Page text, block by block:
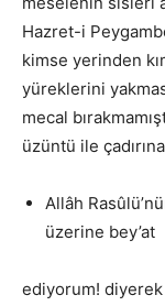
Hazret-i
kimse yerinden
yüreklerini
mecal
üzüntü ile
Allâh
üzerine bey’at
ediyorum! diyerek